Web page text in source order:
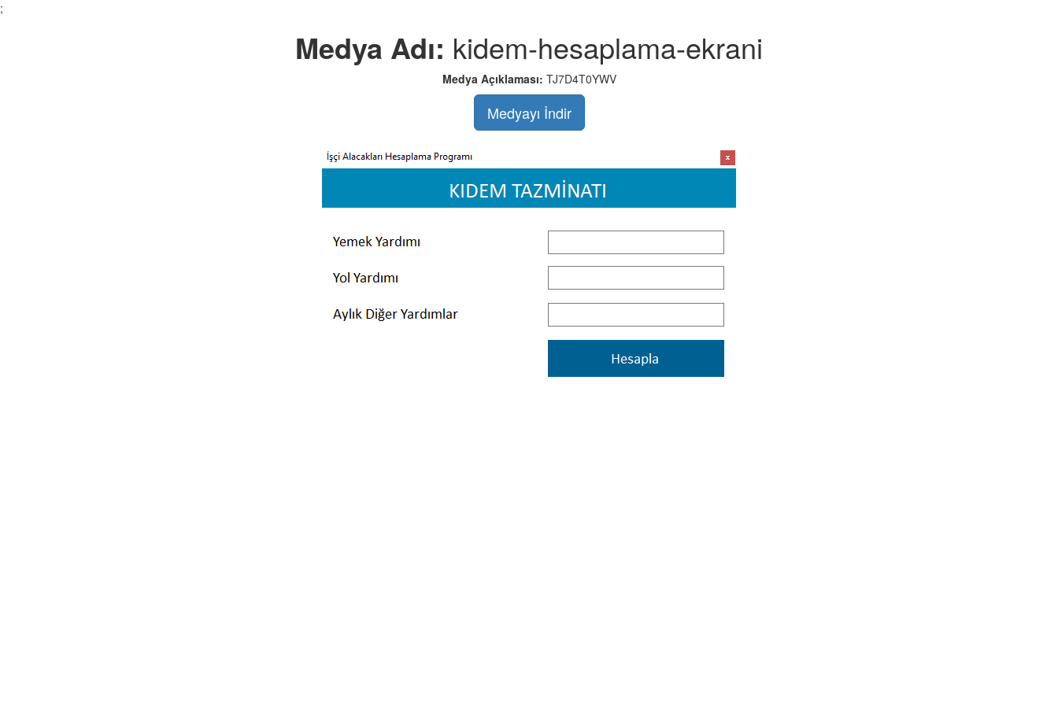
;
Medya Adı: kidem-hesaplama-ekrani
Medya Açıklaması: TJ7D4T0YWV
Medyayı İndir